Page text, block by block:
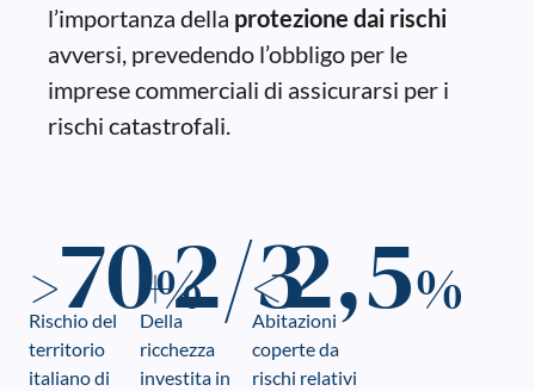
l’importanza della protezione dai rischi
avversi, prevedendo l’obbligo per le
imprese commerciali di assicurarsi per i
rischi catastrofali.
>70%
Rischio del
territorio
italiano di
+2/3
Della
ricchezza
investita in
<2,5%
Abitazioni
coperte da
rischi relativi